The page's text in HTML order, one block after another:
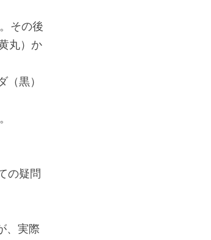
その後
丸）か
黒）
の疑問
、実際